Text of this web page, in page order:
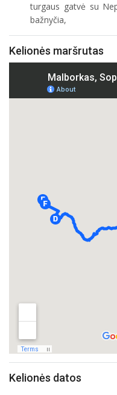
turgaus gatvė su
bažnyčia,
Kelionės maršrutas
Kelionės datos